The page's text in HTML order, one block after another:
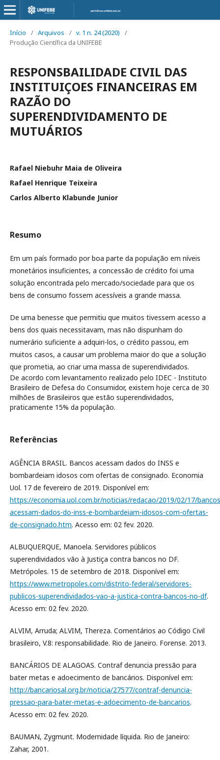
Início / Arquivos / v. 1 n. 24 (2020)
/
Produção Científica da UNIFEBE
RESPONSBAILIDADE CIVIL DAS
INSTITUIÇOES FINANCEIRAS EM
RAZÃO DO
SUPERENDIVIDAMENTO DE
MUTUÁRIOS
Rafael Niebuhr Maia de Oliveira
Rafael Henrique Teixeira
Carlos Alberto Klabunde Junior
Resumo
Em um país formado por boa parte da população em níveis
monetários insuficientes, a concessão de crédito foi uma
solução encontrada pelo mercado/sociedade para que os
bens de consumo fossem acessíveis a grande massa.
De uma benesse que permitiu que muitos tivessem acesso a
bens dos quais necessitavam, mas não dispunham do
numerário suficiente a adquiri-los, o crédito passou, em
muitos casos, a causar um problema maior do que a solução
que prometia, ao criar uma massa de superendividados.
De acordo com levantamento realizado pelo IDEC - Instituto
Brasileiro de Defesa do Consumidor, existem hoje cerca de 30
milhões de Brasileiros que estão superendividados,
praticamente 15% da população.
Referências
AGÊNCIA BRASIL. Bancos acessam dados do INSS e
bombardeiam idosos com ofertas de consignado. Economia
Uol. 17 de fevereiro de 2019. Disponível em:
https://economia.uol.com.br/noticias/redacao/2019/02/17/
acessam-dados-do-inss-e-bombardeiam-idosos-com-ofertas-
de-consignado.htm. Acesso em: 02 fev. 2020.
ALBUQUERQUE, Manoela. Servidores públicos
superendividados vão à Justiça contra bancos no DF.
Metrópoles. 15 de setembro de 2018. Disponível em:
https://www.metropoles.com/distrito-federal/servidores-
publicos-superendividados-vao-a-justica-contra-bancos-no-df.
Acesso em: 02 fev. 2020.
ALVIM, Arruda; ALVIM, Thereza. Comentários ao Código Civil
brasileiro, V.8: responsabilidade. Rio de Janeiro. Forense. 2013.
BANCÁRIOS DE ALAGOAS. Contraf denuncia pressão para
bater metas e adoecimento de bancários. Disponível em:
http://bancariosal.org.br/noticia/27577/contraf-denuncia-
pressao-para-bater-metas-e-adoecimento-de-bancarios.
Acesso em: 02 fev. 2020.
BAUMAN, Zygmunt. Modernidade líquida. Rio de Janeiro:
Zahar, 2001.